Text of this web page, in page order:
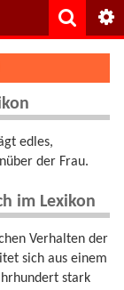
edles,
der Frau.
im Lexikon
Verhalten der
sich aus einem
stark